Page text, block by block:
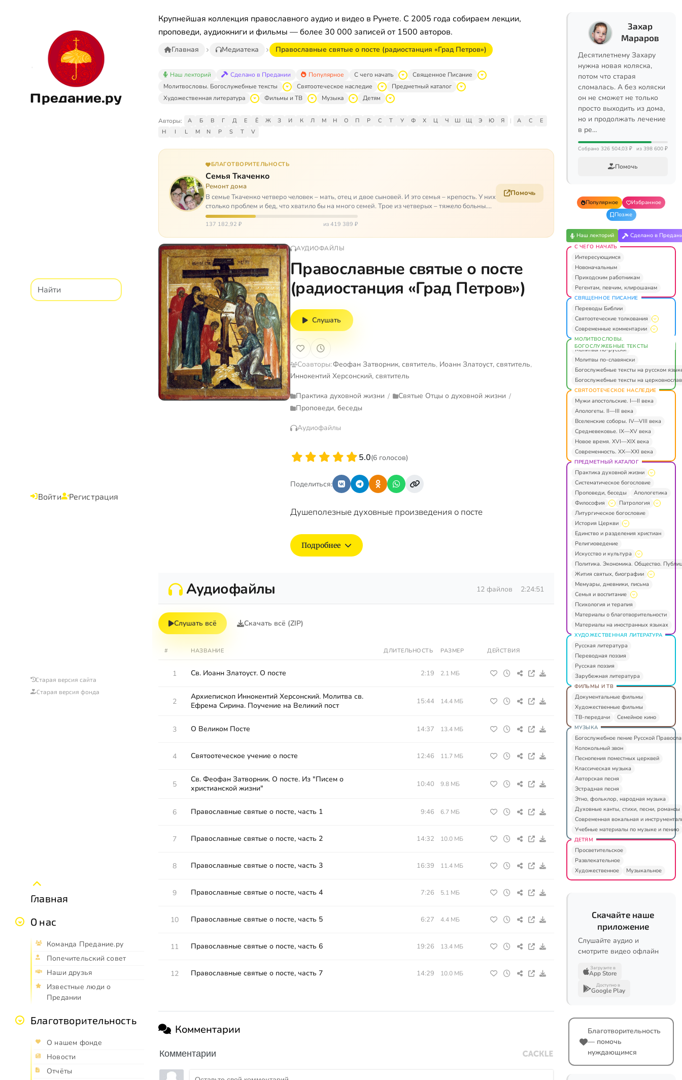
Предание.ру
Войти Регистрация
Старая версия сайта
Старая версия фонда
Главная
О нас
Команда Предание.ру
Попечительский совет
Наши друзья
Известные люди о
Предании
Благотворительность
О нашем фонде
Новости
Отчёты
Крупнейшая коллекция православного аудио и видео в Рунете. С 2005 года собираем лекции,
проповеди, аудиокниги и фильмы — более 30 000 записей от 1500 авторов.
Главная Медиатека Православные святые о посте (радиостанция «Град Петров»)
Наш лекторий Сделано в Предании Популярное С чего начать
Священное Писание
Молитвословы. Богослужебные тексты
Святоотеческое наследие
Предметный каталог
Художественная литература
Фильмы и ТВ Музыка Детям
Авторы: А Б В Г Д Е Ё Ж З И К Л М Н О П Р С Т У Ф Х Ц Ч Ш Щ Э Ю Я | A C
E
H
I L M N P S T V
БЛАГОТВОРИТЕЛЬНОСТЬ
Семья Ткаченко
Ремонт дома
В семье Ткаченко четверо человек – мать, отец и двое сыновей. И это семья – крепость. У них
столько проблем и бед, что хватило бы на много семей. Трое из четверых – тяжело больны.…
137 182,92 ₽ из 419 389 ₽
Помочь
АУДИОФАЙЛЫ
Православные святые о посте
(радиостанция «Град Петров»)
Слушать
Соавторы:Феофан Затворник, святитель, Иоанн Златоуст, святитель,
Иннокентий Херсонский, святитель
Практика духовной жизни / Святые Отцы о духовной жизни /
Проповеди, беседы
Аудиофайлы
5.0(6 голосов)
Поделиться:
Душеполезные духовные произведения о посте
Подробнее
Аудиофайлы 12 файлов 2:24:51
Слушать всё Скачать всё (ZIP)
# НАЗВАНИЕ ДЛИТЕЛЬНОСТЬ РАЗМЕР ДЕЙСТВИЯ
1 Св. Иоанн Златоуст. О посте 2:19 2.1 МБ
2
Архиепископ Иннокентий Херсонский. Молитва св.
Ефрема Сирина. Поучение на Великий пост
15:44 14.4 МБ
3 О Великом Посте 14:37 13.4 МБ
4 Святоотеческое учение о посте 12:46 11.7 МБ
5
Св. Феофан Затворник. О посте. Из "Писем о
христианской жизни"
10:40 9.8 МБ
6 Православные святые о посте, часть 1 9:46 6.7 МБ
7 Православные святые о посте, часть 2 14:32 10.0 МБ
8 Православные святые о посте, часть 3 16:39 11.4 МБ
9 Православные святые о посте, часть 4 7:26 5.1 МБ
10 Православные святые о посте, часть 5 6:27 4.4 МБ
11 Православные святые о посте, часть 6 19:26 13.4 МБ
12 Православные святые о посте, часть 7 14:29 10.0 МБ
Комментарии
Комментарии
Захар
Мараров
Десятилетнему Захару
нужна новая коляска,
потом что старая
сломалась. А без коляски
он не сможет не только
просто выходить из дома,
но и продолжать лечение
в ре…
Собрано 326 504,03 ₽ из 398 600 ₽
Помочь
Популярное
Избранное
Позже
Наш лекторий Сделано в
С ЧЕГО НАЧАТЬ
Интересующимся
Новоначальным
Приходским работникам
Регентам, певчим, клирошанам
СВЯЩЕННОЕ ПИСАНИЕ
Переводы Библии
Святоотеческие толкования
Современные комментарии
МОЛИТВОСЛОВЫ.
БОГОСЛУЖЕБНЫЕ ТЕКСТЫ
Молитвы по-русски
Молитвы по-славянски
Богослужебные тексты на русском
Богослужебные тексты на
СВЯТООТЕЧЕСКОЕ НАСЛЕДИЕ
Мужи апостольские. I—II века
Апологеты. II—III века
Вселенские соборы. IV—VIII века
Средневековье. IX—XV века
Новое время. XVI—XIX века
Современность. XX—XXI века
ПРЕДМЕТНЫЙ КАТАЛОГ
Практика духовной жизни
Систематическое богословие
Проповеди, беседы
Апологетика
Философия
Патрология
Литургическое богословие
История Церкви
Единство и разделения христиан
Религиоведение
Искусство и культура
Политика. Экономика. Общество.
Жития святых, биографии
Мемуары, дневники, письма
Семья и воспитание
Психология и терапия
Материалы о благотворительности
Материалы на иностранных языках
ХУДОЖЕСТВЕННАЯ ЛИТЕРАТУРА
Русская литература
Переводная поэзия
Русская поэзия
Зарубежная литература
ФИЛЬМЫ И ТВ
Документальные фильмы
Художественные фильмы
ТВ-передачи
Семейное кино
МУЗЫКА
Богослужебное пение Русской
Колокольный звон
Песнопения поместных церквей
Классическая музыка
Авторская песня
Эстрадная песня
Этно, фольклор, народная музыка
Духовные канты, стихи, песни, романсы
Современная вокальная и
Учебные материалы по музыке и пению
ДЕТЯМ
Просветительское
Развлекательное
Художественное
Музыкальное
Скачайте наше
приложение
Слушайте аудио и
смотрите видео офлайн
Загрузите в
App Store
Доступно в
Google Play
Благотворительность
— помочь
нуждающимся